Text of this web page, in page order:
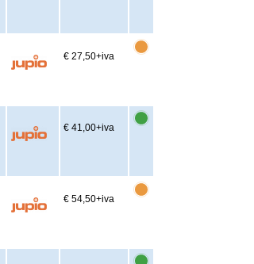
€ 27,50+iva
€ 41,00+iva
€ 54,50+iva